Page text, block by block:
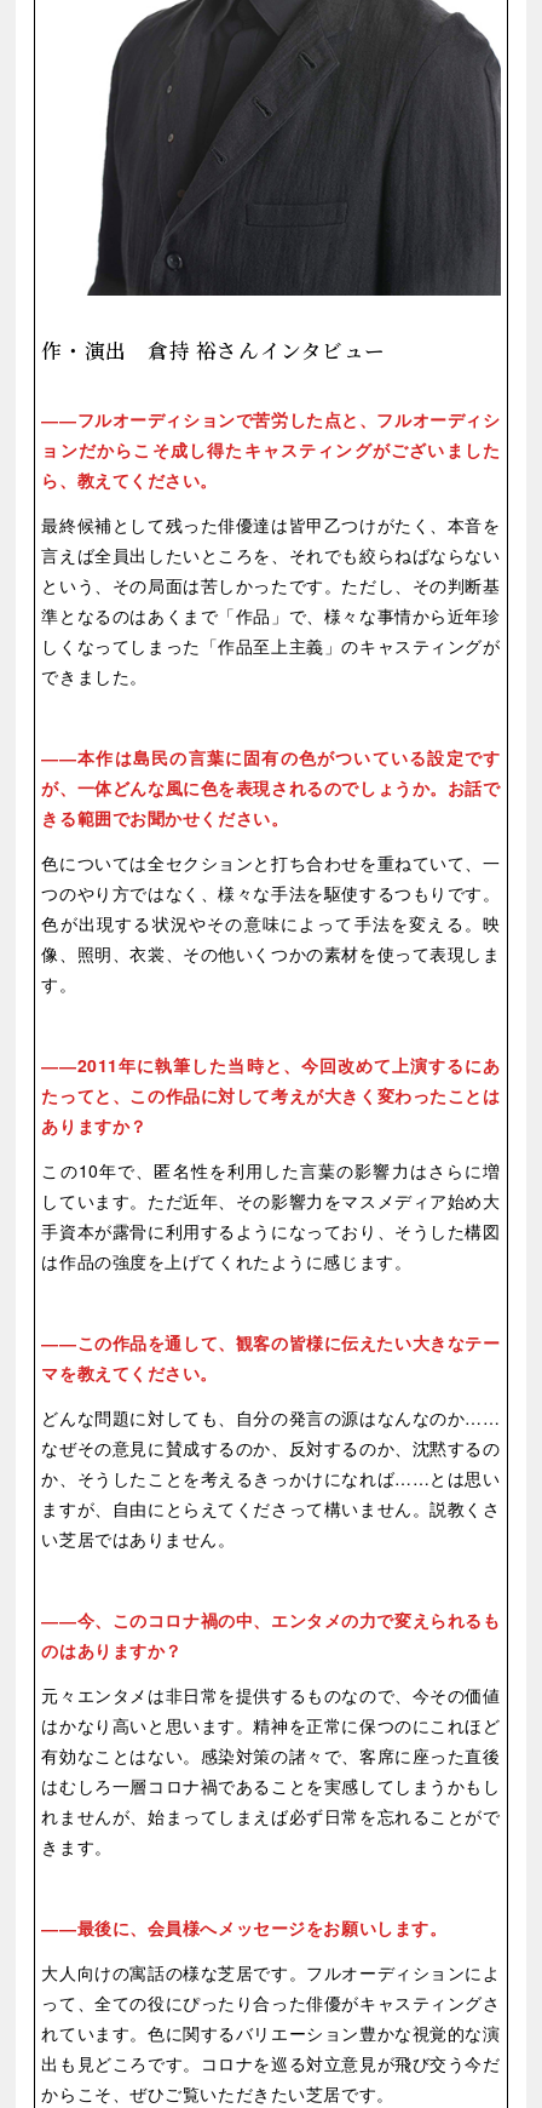
作・演出 倉持 裕さんインタビュー
フルオーディションで苦労した点と、フルオーディシ
ョンだからこそ成し得たキャスティングがございました
ら、教えてください。
最終候補として残った俳優達は皆甲乙つけがたく、本音を
言えば全員出したいところを、それでも絞らねばならない
という、その局面は苦しかったです。ただし、その判断基
準となるのはあくまで「作品」で、様々な事情から近年珍
しくなってしまった「作品至上主義」のキャスティングが
できました。
本作は島民の言葉に固有の色がついている設定です
が、一体どんな風に色を表現されるのでしょうか。お話で
きる範囲でお聞かせください。
色については全セクションと打ち合わせを重ねていて、一
つのやり方ではなく、様々な手法を駆使するつもりです。
色が出現する状況やその意味によって手法を変える。映
像、照明、衣裳、その他いくつかの素材を使って表現しま
す。
2011年に執筆した当時と、今回改めて上演するにあ
たってと、この作品に対して考えが大きく変わったことは
ありますか？
この10年で、匿名性を利用した言葉の影響力はさらに増
しています。ただ近年、その影響力をマスメディア始め大
手資本が露骨に利用するようになっており、そうした構図
は作品の強度を上げてくれたように感じます。
この作品を通して、観客の皆様に伝えたい大きなテー
マを教えてください。
どんな問題に対しても、自分の発言の源はなんなのか……
なぜその意見に賛成するのか、反対するのか、沈黙するの
か、そうしたことを考えるきっかけになれば……とは思い
ますが、自由にとらえてくださって構いません。説教くさ
い芝居ではありません。
今、このコロナ禍の中、エンタメの力で変えられるも
のはありますか？
元々エンタメは非日常を提供するものなので、今その価値
はかなり高いと思います。精神を正常に保つのにこれほど
有効なことはない。感染対策の諸々で、客席に座った直後
はむしろ一層コロナ禍であることを実感してしまうかもし
れませんが、始まってしまえば必ず日常を忘れることがで
きます。
最後に、会員様へメッセージをお願いします。
大人向けの寓話の様な芝居です。フルオーディションによ
って、全ての役にぴったり合った俳優がキャスティングさ
れています。色に関するバリエーション豊かな視覚的な演
出も見どころです。コロナを巡る対立意見が飛び交う今だ
からこそ、ぜひご覧いただきたい芝居です。